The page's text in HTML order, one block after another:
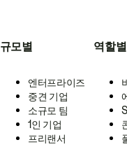
규모별
엔터프라이즈
중견 기업
소규모 팀
1인 기업
프리랜서
역할별